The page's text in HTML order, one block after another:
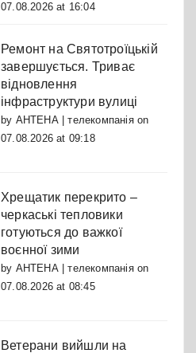
07.08.2026 at 16:04
Ремонт на Святотроїцькій
завершується. Триває
відновлення
інфраструктури вулиці
by АНТЕНА | телекомпаніяon
07.08.2026 at 09:18
Хрещатик перекрито –
черкаські тепловики
готуються до важкої
воєнної зими
by АНТЕНА | телекомпаніяon
07.08.2026 at 08:45
Ветерани вийшли на